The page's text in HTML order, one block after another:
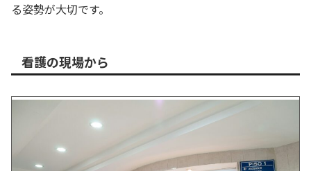
る姿勢が大切です。
看護の現場から